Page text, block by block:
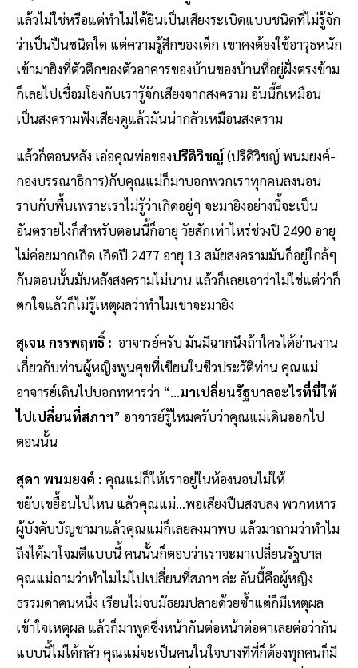
แล้วไม่ใช่หรือแต่ทำไมได้ยินเป็นเสียงระเบิดแบบชนิดที่ไม่รู้จัก
ว่าเป็นปืนชนิดใด แต่ความรู้สึกของเด็ก เขาคงต้องใช้อาวุธหนัก
เข้ามายิงที่ตัวตึกของตัวอาคารของบ้านของบ้านที่อยู่ฝั่งตรงข้าม
ก็เลยไปเชื่อมโยงกับเรารู้จักเสียงจากสงคราม อันนี้ก็เหมือน
เป็นสงครามฟังเสียงดูแล้วมันน่ากลัวเหมือนสงคราม
แล้วก็ตอนหลัง เอ่อคุณพ่อของปรีดิวิชญ์ (ปรีดิวิชญ์ พนมยงค์-
กองบรรณาธิการ)กับคุณแม่ก็มาบอกพวกเราทุกคนลงนอน
ราบกับพื้นเพราะเราไม่รู้ว่าเกิดอยู่ๆ จะมายิงอย่างนี้จะเป็น
อันตรายไงก็สำหรับตอนนี้ก็อายุ วัยสักเท่าไหร่ช่วงปี 2490 อายุ
ไม่ค่อยมากเกิด เกิดปี 2477 อายุ 13 สมัยสงครามมันก็อยู่ใกล้ๆ
กันตอนนั้นมันหลังสงครามไม่นาน แล้วก็เลยเอาว่าไม่ใช่แต่ว่าก็
ตกใจแล้วก็ไม่รู้เหตุผลว่าทำไมเขาจะมายิง
สุเจน กรรพฤทธิ์ : อาจารย์ครับ มันมีฉากนึงถ้าใครได้อ่านงาน
เกี่ยวกับท่านผู้หญิงพูนศุขที่เขียนในชีวประวัติท่าน คุณแม่
อาจารย์เดินไปบอกทหารว่า “...มาเปลี่ยนรัฐบาลอะไรที่นี่ให้
ไปเปลี่ยนที่สภาฯ” อาจารย์รู้ไหมครับว่าคุณแม่เดินออกไป
ตอนนั้น
สุดา พนมยงค์ : คุณแม่ก็ให้เราอยู่ในห้องนอนไม่ให้
ขยับเขยื้อนไปไหน แล้วคุณแม่…พอเสียงปืนสงบลง พวกทหาร
ผู้บังคับบัญชามาแล้วคุณแม่ก็เลยลงมาพบ แล้วมาถามว่าทำไม
ถึงได้มาโจมตีแบบนี้ คนนั้นก็ตอบว่าเราจะมาเปลี่ยนรัฐบาล
คุณแม่ถามว่าทำไมไม่ไปเปลี่ยนที่สภาฯ ล่ะ อันนี้คือผู้หญิง
ธรรมดาคนหนึ่ง เรียนไม่จบมัธยมปลายด้วยซ้ำแต่ก็มีเหตุผล
เข้าใจเหตุผล แล้วก็มาพูดซึ่งหน้ากันต่อหน้าต่อตาเลยต่อว่ากัน
แบบนี้ไม่ได้กลัว คุณแม่จะเป็นคนในใจบางทีที่ก็ต้องทุกคนก็มี